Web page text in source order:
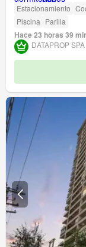
Estacionamiento
Piscina Parilla
Hace 23 horas 39
DATAPROP SPA